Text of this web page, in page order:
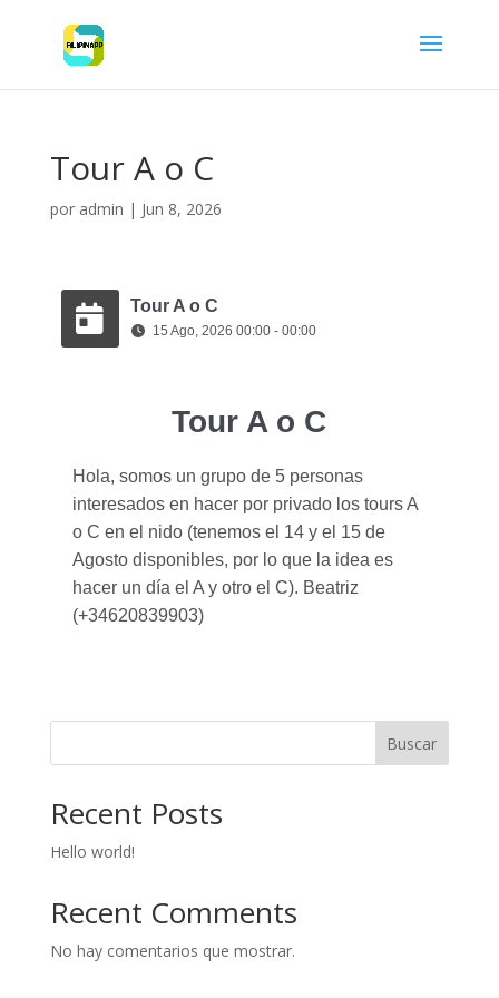
Tour A o C
por admin | Jun 8, 2026
Tour A o C
15 Ago, 2026 00:00 - 00:00
Tour A o C
Hola, somos un grupo de 5 personas
interesados en hacer por privado los tours A
o C en el nido (tenemos el 14 y el 15 de
Agosto disponibles, por lo que la idea es
hacer un día el A y otro el C). Beatriz
(+34620839903)
Buscar
Recent Posts
Hello world!
Recent Comments
No hay comentarios que mostrar.